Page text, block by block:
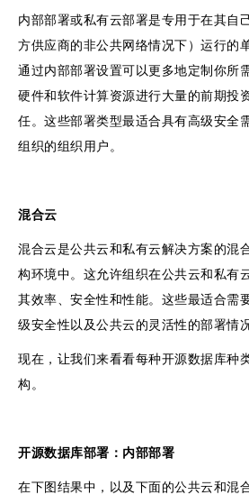
内部部署或私有云部署是专用于在其自
方供应商的非公共网络情况下）运行的
通过内部部署设置可以更多地定制你所
硬件和软件计算资源进行大量的前期投
任。这些部署类型最适合具有高级安全
组织的组织用户。
混合云
混合云是公共云和私有云解决方案的混
构环境中。这允许组织在公共云和私有
其效率、安全性和性能。这些最适合需
级安全性以及公共云的灵活性的部署情况
现在，让我们来看看每种开源数据库种
构。
开源数据库部署：内部部署
在下图结果中，以及下面的公共云和混